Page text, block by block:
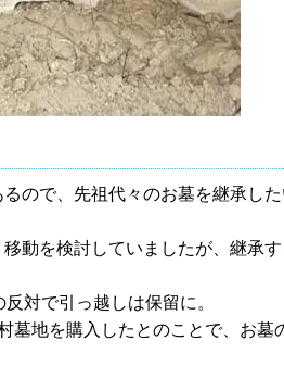
ので、先祖代々のお墓を継承し
動を検討していましたが、継承
対で引っ越しは保留に。
墓地を購入したとのことで、お墓